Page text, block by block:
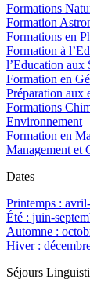
Formations
Formation
Formations en
Formation à
l’Education aux
Formation en
Préparation aux
Formations
Environnement
Formation en
Management et
Dates
Printemps :
Été : juin-
Automne :
Hiver :
Séjours